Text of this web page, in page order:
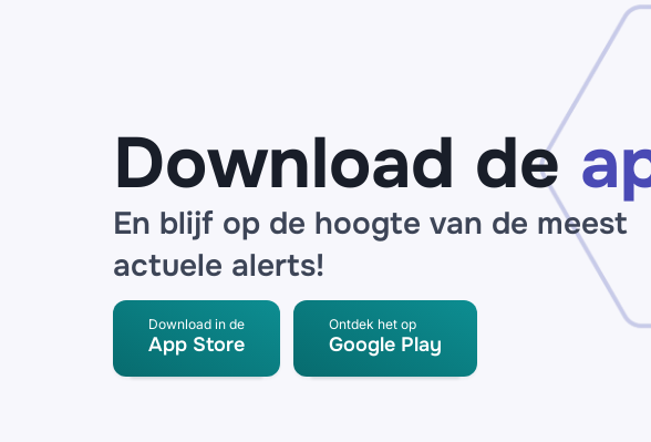
nepwebshop
‘vingino.top’
of 'vingino-
nl.top'
Download de
En blijf op de hoogte van de meest
actuele alerts!
Download in de
App Store
Ontdek het op
Google Play